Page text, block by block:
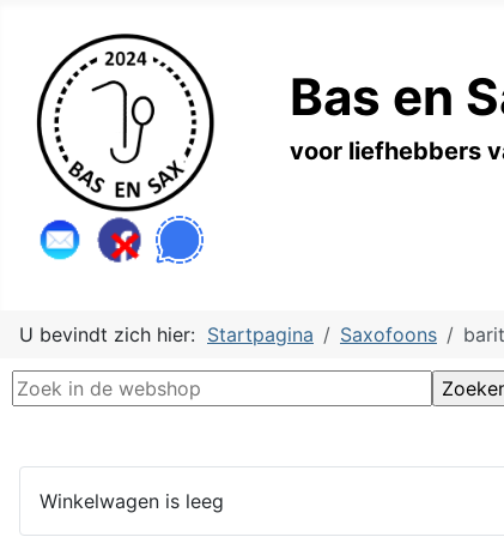
Bas en
voor liefhebbers
U bevindt zich hier: Startpagina Saxofoons
Winkelwagen is leeg